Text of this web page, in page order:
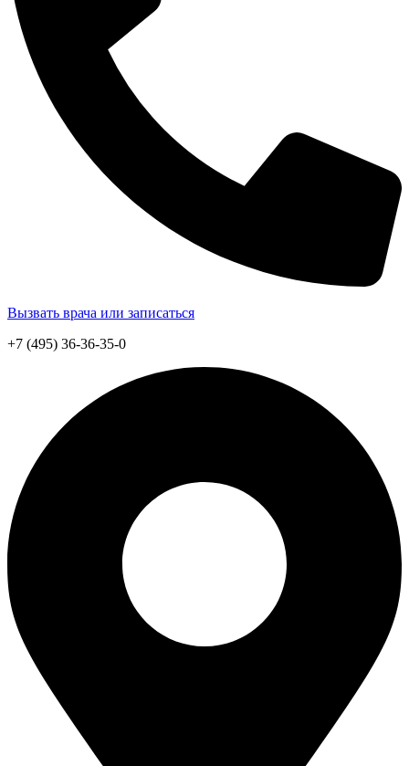
Вызвать врача или записаться
+7 (495) 36-36-35-0